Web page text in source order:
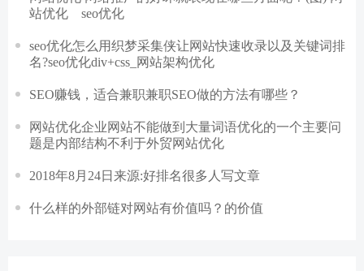
站优化 seo优化
seo优化怎么用织梦采集侠让网站快速收录以及关键词排
名?seo优化div+css_网站架构优化
SEO赚钱，适合兼职兼职SEO做的方法有哪些？
网站优化企业网站不能做到大量词语优化的一个主要问
题是内部结构不利于外贸网站优化
2018年8月24日来源:好排名很多人写文章
什么样的外部链对网站有价值吗？的价值